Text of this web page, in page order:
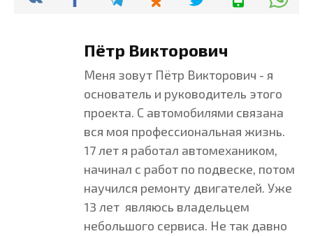
Пётр Викторович
Меня зовут Пётр Викторович - я
основатель и руководитель этого
проекта. С автомобилями связана
вся моя профессиональная жизнь.
17 лет я работал автомехаником,
начинал с работ по подвеске, потом
научился ремонту двигателей. Уже
13 лет являюсь владельцем
небольшого сервиса. Не так давно